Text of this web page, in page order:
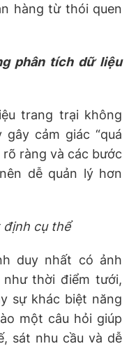
hàng từ thói quen
phân tích dữ liệu
trang trại không
cảm giác “quá
rõ ràng và các bước
dễ quản lý hơn
định cụ thể
duy nhất có ảnh
thời điểm tưới,
sự khác biệt năng
một câu hỏi giúp
sát nhu cầu và dễ